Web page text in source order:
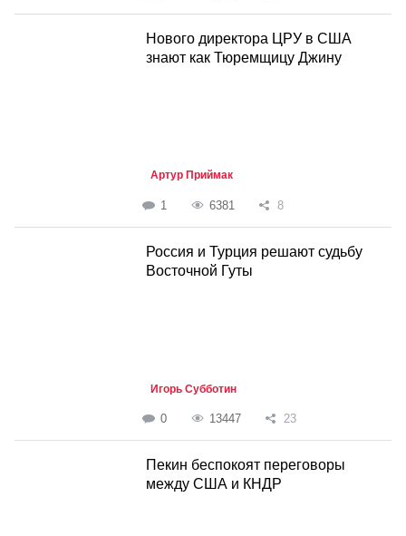
Нового директора ЦРУ в США
знают как Тюремщицу Джину
Артур Приймак
1 6381 8
Россия и Турция решают судьбу
Восточной Гуты
Игорь Субботин
0 13447 23
Пекин беспокоят переговоры
между США и КНДР